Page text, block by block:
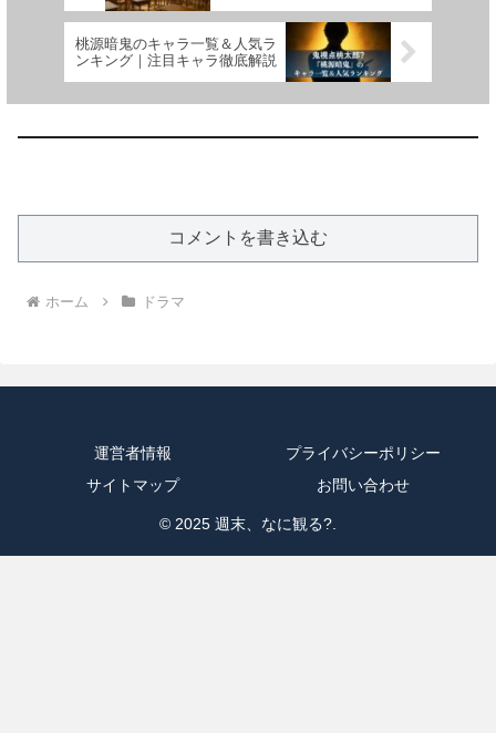
桃源暗鬼のキャラ一覧＆人気ラ
ンキング｜注目キャラ徹底解説
コメントを書き込む
ホーム ドラマ
運営者情報
プライバシーポリシー
サイトマップ
お問い合わせ
© 2025 週末、なに観る?.